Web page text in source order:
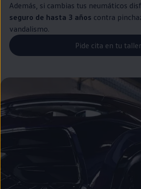
Además, si cambias tus neumáticos
seguro de hasta 3 años contra
vandalismo.
Pide cita en tu taller